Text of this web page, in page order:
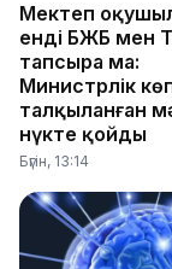
Мектеп
енді БЖБ мен
тапсыра ма:
Министрлік
талқыланған
нүкте қойды
Бүгін, 13:14